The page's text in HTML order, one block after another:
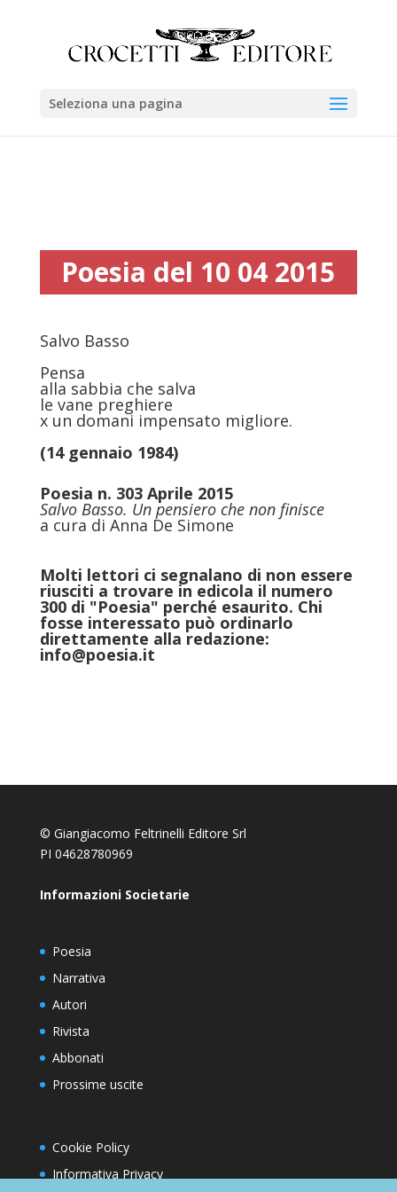
Seleziona una pagina
Poesia del 10 04 2015
Salvo Basso
Pensa
alla sabbia che salva
le vane preghiere
x un domani impensato migliore.
(14 gennaio 1984)
Poesia n. 303 Aprile 2015
Salvo Basso. Un pensiero che non finisce
a cura di Anna De Simone
Molti lettori ci segnalano di non essere
riusciti a trovare in edicola il numero
300 di "Poesia" perché esaurito. Chi
fosse interessato può ordinarlo
direttamente alla redazione:
info@poesia.it
© Giangiacomo Feltrinelli Editore Srl
PI 04628780969
Informazioni Societarie
Poesia
Narrativa
Autori
Rivista
Abbonati
Prossime uscite
Cookie Policy
Informativa Privacy